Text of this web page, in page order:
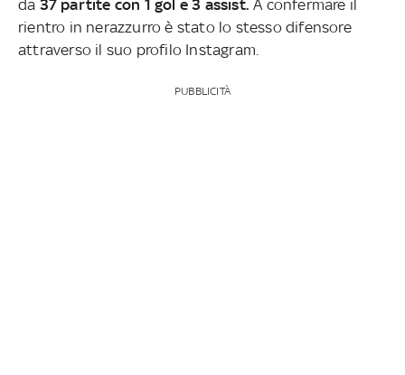
da 37 partite con 1 gol e 3 assist. A confermare il
rientro in nerazzurro è stato lo stesso difensore
attraverso il suo profilo Instagram.
PUBBLICITÀ